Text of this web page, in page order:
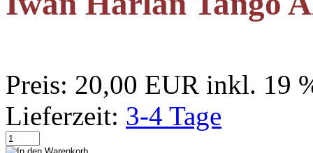
Preis: 20,00 EUR inkl. 19
Lieferzeit: 3-4 Tage